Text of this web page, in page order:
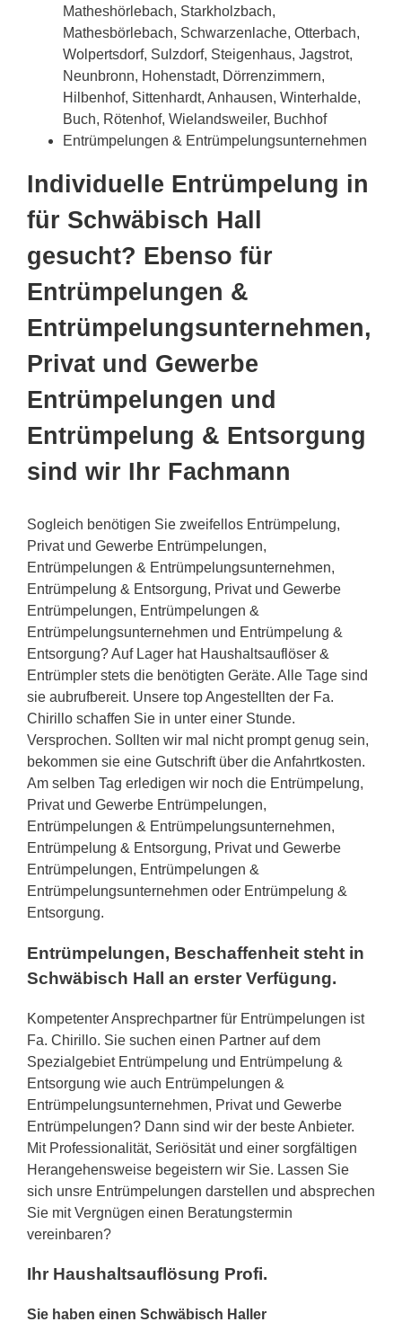
Matheshörlebach, Starkholzbach,
Mathesbörlebach, Schwarzenlache, Otterbach,
Wolpertsdorf, Sulzdorf, Steigenhaus, Jagstrot,
Neunbronn, Hohenstadt, Dörrenzimmern,
Hilbenhof, Sittenhardt, Anhausen, Winterhalde,
Buch, Rötenhof, Wielandsweiler, Buchhof
Entrümpelungen & Entrümpelungsunternehmen
Individuelle Entrümpelung in
für Schwäbisch Hall
gesucht? Ebenso für
Entrümpelungen &
Entrümpelungsunternehmen,
Privat und Gewerbe
Entrümpelungen und
Entrümpelung & Entsorgung
sind wir Ihr Fachmann
Sogleich benötigen Sie zweifellos Entrümpelung,
Privat und Gewerbe Entrümpelungen,
Entrümpelungen & Entrümpelungsunternehmen,
Entrümpelung & Entsorgung, Privat und Gewerbe
Entrümpelungen, Entrümpelungen &
Entrümpelungsunternehmen und Entrümpelung &
Entsorgung? Auf Lager hat Haushaltsauflöser &
Entrümpler stets die benötigten Geräte. Alle Tage sind
sie aubrufbereit. Unsere top Angestellten der Fa.
Chirillo schaffen Sie in unter einer Stunde.
Versprochen. Sollten wir mal nicht prompt genug sein,
bekommen sie eine Gutschrift über die Anfahrtkosten.
Am selben Tag erledigen wir noch die Entrümpelung,
Privat und Gewerbe Entrümpelungen,
Entrümpelungen & Entrümpelungsunternehmen,
Entrümpelung & Entsorgung, Privat und Gewerbe
Entrümpelungen, Entrümpelungen &
Entrümpelungsunternehmen oder Entrümpelung &
Entsorgung.
Entrümpelungen, Beschaffenheit steht in
Schwäbisch Hall an erster Verfügung.
Kompetenter Ansprechpartner für Entrümpelungen ist
Fa. Chirillo. Sie suchen einen Partner auf dem
Spezialgebiet Entrümpelung und Entrümpelung &
Entsorgung wie auch Entrümpelungen &
Entrümpelungsunternehmen, Privat und Gewerbe
Entrümpelungen? Dann sind wir der beste Anbieter.
Mit Professionalität, Seriösität und einer sorgfältigen
Herangehensweise begeistern wir Sie. Lassen Sie
sich unsre Entrümpelungen darstellen und absprechen
Sie mit Vergnügen einen Beratungstermin
vereinbaren?
Ihr Haushaltsauflösung Profi.
Sie haben einen Schwäbisch Haller